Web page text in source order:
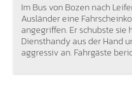
Im Bus von Bozen nach
Ausländer eine
angegriffen. Er schubste sie
Diensthandy aus der Hand
aggressiv an. Fahrgäste